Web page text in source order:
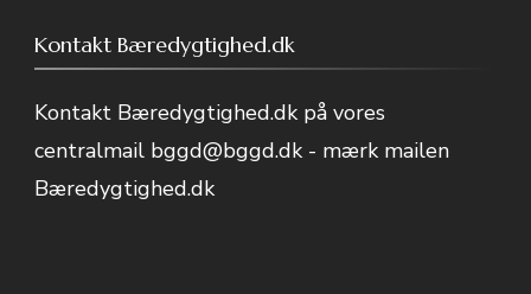
Kontakt Bæredygtighed.dk
Kontakt Bæredygtighed.dk på vores
centralmail bggd@bggd.dk - mærk mailen
Bæredygtighed.dk